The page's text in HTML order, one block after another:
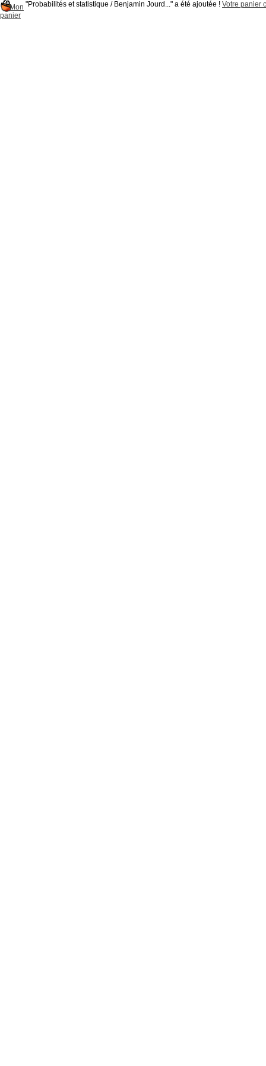
Mon
panier
"Probabilités et statistique / Benjamin Jourd..." a été ajoutée ! Votre panier